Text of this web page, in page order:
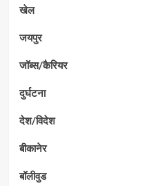
खेल
जयपुर
जॉब्स/कैरियर
दुर्घटना
देश/विदेश
बीकानेर
बॉलीवुड